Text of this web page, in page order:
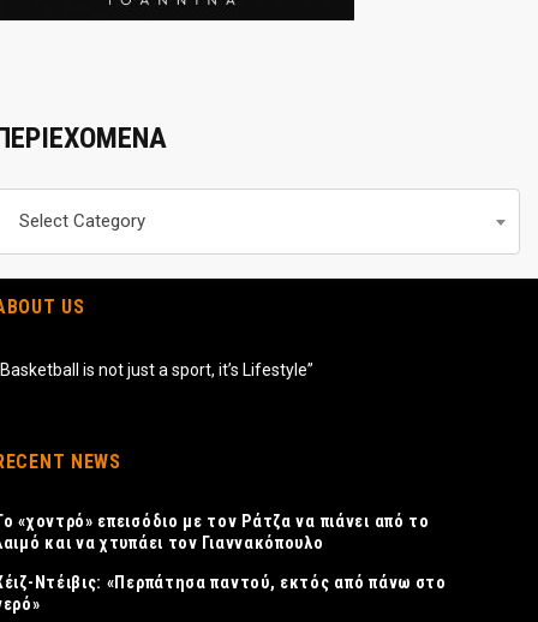
Select Category
US
is not just a sport, it’s Lifestyle”
NEWS
«χοντρό» επεισόδιο με τον Ράτζα να πιάνει από το
και να χτυπάει τον Γιαννακόπουλο
Ντέιβις: «Περπάτησα παντού, εκτός από πάνω στο